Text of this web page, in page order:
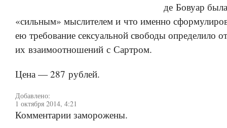
де Бовуар
«сильным» мыслителем и что именно
ею требование сексуальной свободы определило
их взаимоотношений с Сартром.
Цена — 287 рублей.
Добавлено:
1 октября 2014, 4:21
Комментарии заморожены.